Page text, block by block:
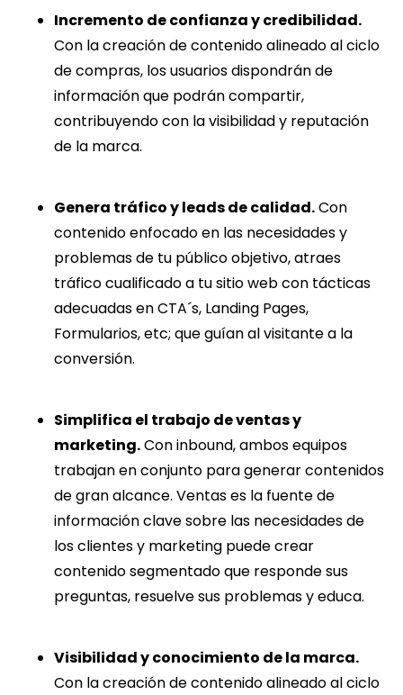
Incremento de confianza y credibilidad.
Con la creación de contenido alineado al ciclo
de compras, los usuarios dispondrán de
información que podrán compartir,
contribuyendo con la visibilidad y reputación
de la marca.
Genera tráfico y leads de calidad.Con
contenido enfocado en las necesidades y
problemas de tu público objetivo, atraes
tráfico cualificado a tu sitio web con tácticas
adecuadas en CTA´s, Landing Pages,
Formularios, etc; que guían al visitante a la
conversión.
Simplifica el trabajo de ventas y
marketing.Con inbound, ambos equipos
trabajan en conjunto para generar contenidos
de gran alcance. Ventas es la fuente de
información clave sobre las necesidades de
los clientes y marketing puede crear
contenido segmentado que responde sus
preguntas, resuelve sus problemas y educa.
Visibilidad y conocimiento de la marca.
Con la creación de contenido alineado al ciclo